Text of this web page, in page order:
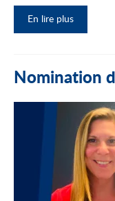
En lire plus
Nomination